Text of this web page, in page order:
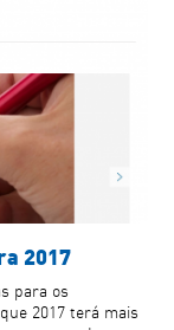
2017
para os
2017 terá mais